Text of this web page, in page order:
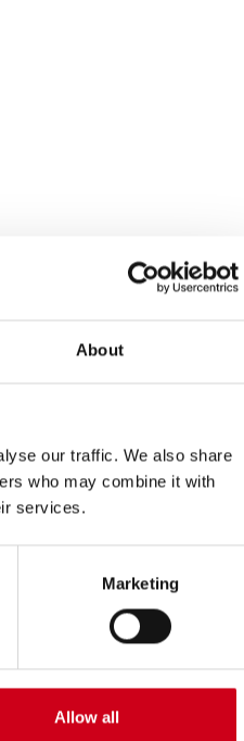
About
our traffic. We also share
who may combine it with
services.
Marketing
Allow all